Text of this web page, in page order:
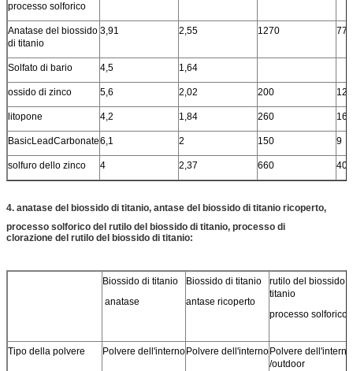
Lasciate un messaggio
Ti richiameremo presto!
Invia
processo solforico
Anatase del biossido
di titanio
3,91 2,55 1270 77
Solfato di bario 4,5 1,64
ossido di zinco 5,6 2,02 200 12
litopone 4,2 1,84 260 16
BasicLeadCarbonate6,1 2 150 9
solfuro dello zinco 4 2,37 660 40
4. anatase del biossido di titanio, antase del biossido di titanio ricoperto,
processo solforico del rutilo del biossido di titanio, processo di
clorazione del rutilo del biossido di titanio:
Biossido di titanio
anatase
Biossido di titanio
antase ricoperto
rutilo del biossido
titanio
processo solforico
Tipo della polvere Polvere dell'interno Polvere dell'interno Polvere
/outdoor